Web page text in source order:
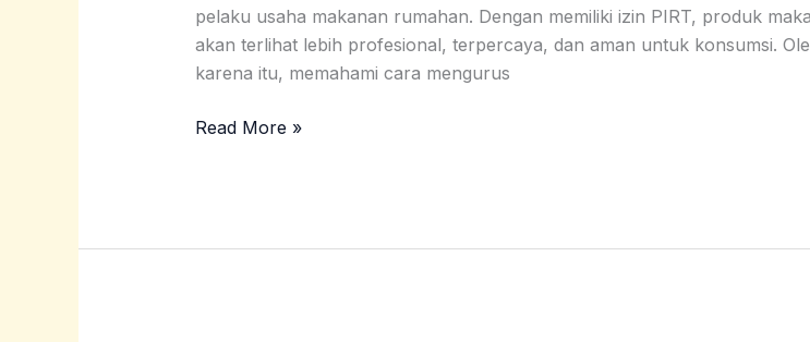
pelaku usaha makanan rumahan. Dengan memiliki izin PIRT, produk
akan terlihat lebih profesional, terpercaya, dan aman untuk konsumsi.
karena itu, memahami cara mengurus
Read More »